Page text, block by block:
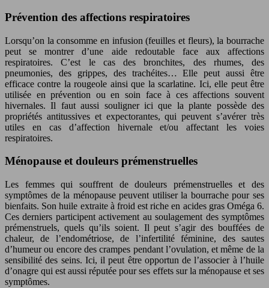
Prévention des affections respiratoires
Lorsqu’on la consomme en infusion (feuilles et fleurs), la bourrache
peut se montrer d’une aide redoutable face aux affections
respiratoires. C’est le cas des bronchites, des rhumes, des
pneumonies, des grippes, des trachéites… Elle peut aussi être
efficace contre la rougeole ainsi que la scarlatine. Ici, elle peut être
utilisée en prévention ou en soin face à ces affections souvent
hivernales. Il faut aussi souligner ici que la plante possède des
propriétés antitussives et expectorantes, qui peuvent s’avérer très
utiles en cas d’affection hivernale et/ou affectant les voies
respiratoires.
Ménopause et douleurs prémenstruelles
Les femmes qui souffrent de douleurs prémenstruelles et des
symptômes de la ménopause peuvent utiliser la bourrache pour ses
bienfaits. Son huile extraite à froid est riche en acides gras Oméga 6.
Ces derniers participent activement au soulagement des symptômes
prémenstruels, quels qu’ils soient. Il peut s’agir des bouffées de
chaleur, de l’endométriose, de l’infertilité féminine, des sautes
d’humeur ou encore des crampes pendant l’ovulation, et même de la
sensibilité des seins. Ici, il peut être opportun de l’associer à l’huile
d’onagre qui est aussi réputée pour ses effets sur la ménopause et ses
symptômes.